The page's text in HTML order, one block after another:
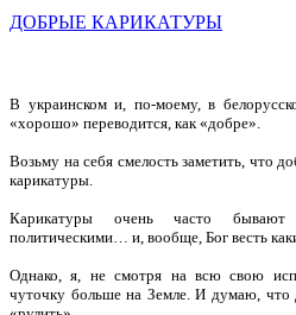
ДОБРЫЕ КАРИКАТУРЫ
В украинском и, по-моему, в
«хорошо» переводится, как «добре».
Возьму на себя смелость заметить, что
карикатуры.
Карикатуры очень часто
политическими… и, вообще, Бог весть
Однако, я, не смотря на всю свою
чуточку больше на Земле.И думаю, что